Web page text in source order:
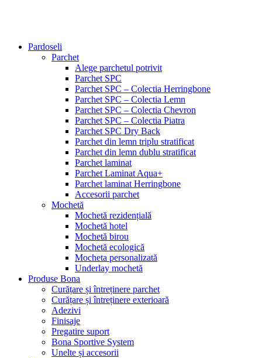
Pardoseli
Parchet
Alege parchetul potrivit
Parchet SPC
Parchet SPC – Colectia Herringbone
Parchet SPC – Colectia Lemn
Parchet SPC – Colectia Chevron
Parchet SPC – Colectia Piatra
Parchet SPC Dry Back
Parchet din lemn triplu stratificat
Parchet din lemn dublu stratificat
Parchet laminat
Parchet Laminat Aqua+
Parchet laminat Herringbone
Accesorii parchet
Mochetă
Mochetă rezidențială
Mochetă hotel
Mochetă birou
Mochetă ecologică
Mocheta personalizată
Underlay mochetă
Produse Bona
Curățare și întreținere parchet
Curățare și întreținere exterioară
Adezivi
Finisaje
Pregatire suport
Bona Sportive System
Unelte și accesorii